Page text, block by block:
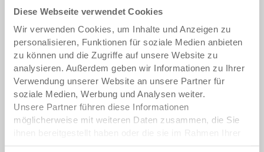
Diese Webseite verwendet Cookies
Wir verwenden Cookies, um Inhalte und Anzeigen zu
personalisieren, Funktionen für soziale Medien anbieten
zu können und die Zugriffe auf unsere Website zu
analysieren. Außerdem geben wir Informationen zu Ihrer
Verwendung unserer Website an unsere Partner für
soziale Medien, Werbung und Analysen weiter.
Unsere Partner führen diese Informationen
möglicherweise mit weiteren Daten zusammen, die Sie
Nutzung der Dienste gesammelt haben.
gebot anfordern
Artikeldaten
Bestellnummer
3-321Z-72.7000.0101
Aussenmasse:
800 x 600 x 220 mm